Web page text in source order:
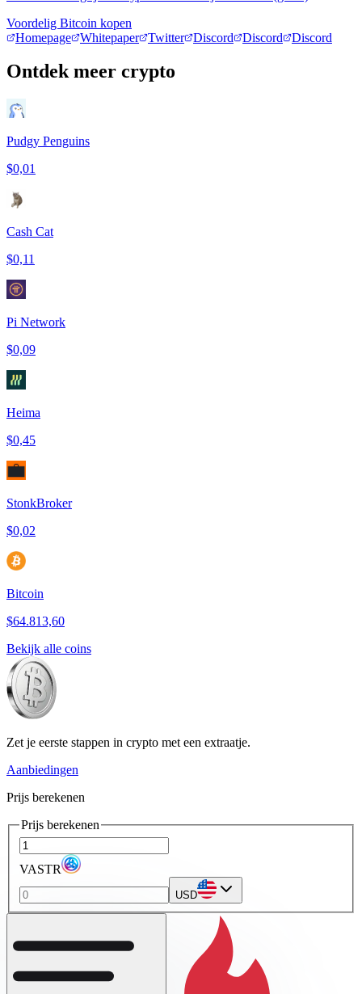
Voordelig Bitcoin kopen
Homepage
Whitepaper Twitter Discord Discord Discord
Ontdek meer crypto
Pudgy Penguins
$0,01
Cash Cat
$0,11
Pi Network
$0,09
Heima
$0,45
StonkBroker
$0,02
Bitcoin
$64.813,60
Bekijk alle coins
Zet je eerste stappen in crypto met een extraatje.
Aanbiedingen
Prijs berekenen
Prijs berekenen
VASTR
USD